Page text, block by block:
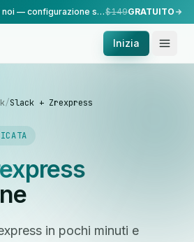
Configurazione gestita da noi — configurazione standard, eseguita dal nostro team.$149GRATUITO
Inizia
/Slack + Zrexpress
in pochi minuti e